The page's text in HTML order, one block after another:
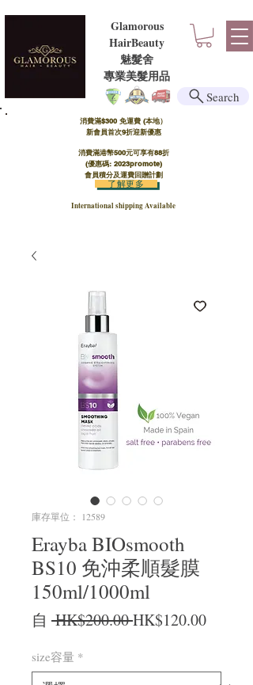
Glamorous
HairBeauty
魅髮舍
​​專業美髮用品
消費滿$300 免運費 (本地）​
新會員首次9折迎新優惠
消費滿港幣500元可享有88折
(優惠碼: 2023promote)
會員積分及運費回贈計劃
International shipping Available
了解更多
Search
庫存單位： 12589
Erayba BIOsmooth
BS10 免沖柔順髮膜
150ml/1000ml
自 HK$200.00 一般價格
HK$120.00促銷價
size容量 *